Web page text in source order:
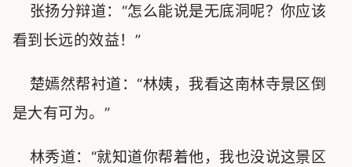
张扬分辩道：“怎么能说是无底洞呢？你应该
看到长远的效益！”
楚嫣然帮衬道：“林姨，我看这南林寺景区倒
是大有可为。”
林秀道：“就知道你帮着他，我也没说这景区